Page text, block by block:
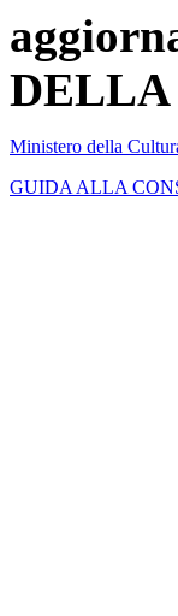
Ministero della
GUIDA ALLA